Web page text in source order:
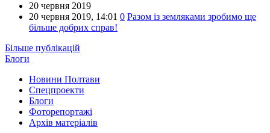
20 червня 2019
20 червня 2019, 14:01 0 Разом із земляками зробимо ще
більше добрих справ!
Більше публікацій
Блоги
Новини Полтави
Спецпроекти
Блоги
Фоторепортажі
Архів матеріалів